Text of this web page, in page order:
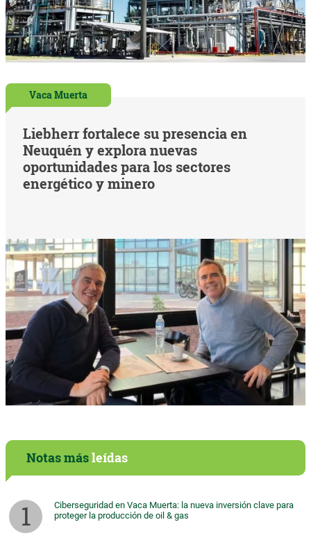
Vaca Muerta
Liebherr fortalece su presencia en
Neuquén y explora nuevas
oportunidades para los sectores
energético y minero
Notas másleídas
Ciberseguridad en Vaca Muerta: la nueva inversión clave para
proteger la producción de oil & gas